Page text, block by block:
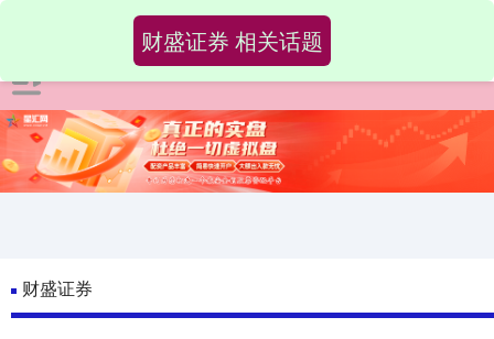
财盛证券
财盛证券 相关话题